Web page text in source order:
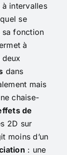
intervalles
se
sa fonction
à
dans
mais
chaise-
de
2D sur
moins d’un
: une